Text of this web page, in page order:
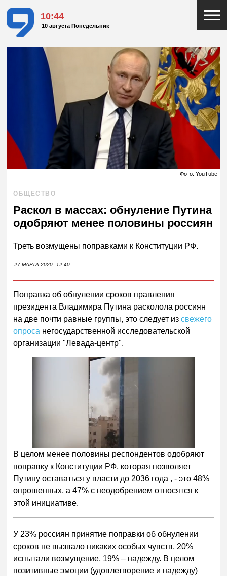
10:44
10 августа Понедельник
Фото: YouTube
ОБЩЕСТВО
Раскол в массах: обнуление Путина
одобряют менее половины россиян
Треть возмущены поправками к Конституции РФ.
27 МАРТА 2020 12:40
Поправка об обнулении сроков правления
президента Владимира Путина расколола россиян
на две почти равные группы, это следует изсвежего
опроса негосударственной исследовательской
организации "Левада-центр".
В целом менее половины респондентов одобряют
поправку к Конституции РФ, которая позволяет
Путину оставаться у власти до 2036 года , - это 48%
опрошенных, а 47% с неодобрением относятся к
этой инициативе.
У 23% россиян принятие поправки об обнулении
сроков не вызвало никаких особых чувств, 20%
испытали возмущение, 19% – надежду. В целом
позитивные эмоции (удовлетворение и надежду)